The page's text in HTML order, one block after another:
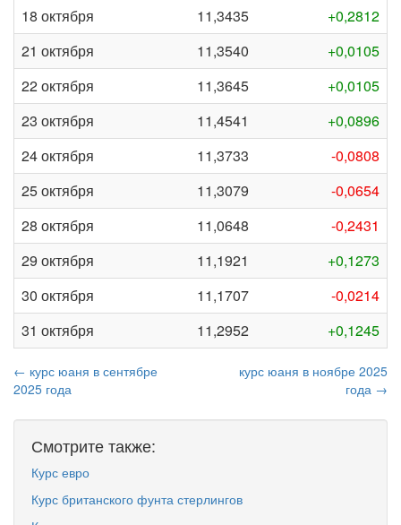
18 октября
11,3435
+0,2812
21 октября
11,3540
+0,0105
22 октября
11,3645
+0,0105
23 октября
11,4541
+0,0896
24 октября
11,3733
-0,0808
25 октября
11,3079
-0,0654
28 октября
11,0648
-0,2431
29 октября
11,1921
+0,1273
30 октября
11,1707
-0,0214
31 октября
11,2952 +0,1245
← курс юаня в сентябре
2025 года
курс юаня в ноябре 2025
года →
Смотрите также:
Курс евро
Курс британского фунта стерлингов